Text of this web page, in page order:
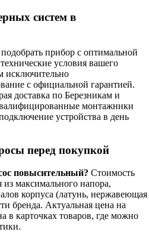
систем в
прибор с оптимальной
условия вашего
исключительно
с официальной гарантией.
доставка по Березникам и
монтажники
устройства в день
перед покупкой
повысительный? Стоимость
из максимального напора,
корпуса (латунь, нержавеющая
бренда. Актуальная цена на
в карточках товаров, где можно